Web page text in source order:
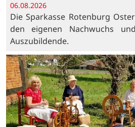
06.08.2026
Die Sparkasse Rotenburg
den eigenen Nachwuchs
Auszubildende.